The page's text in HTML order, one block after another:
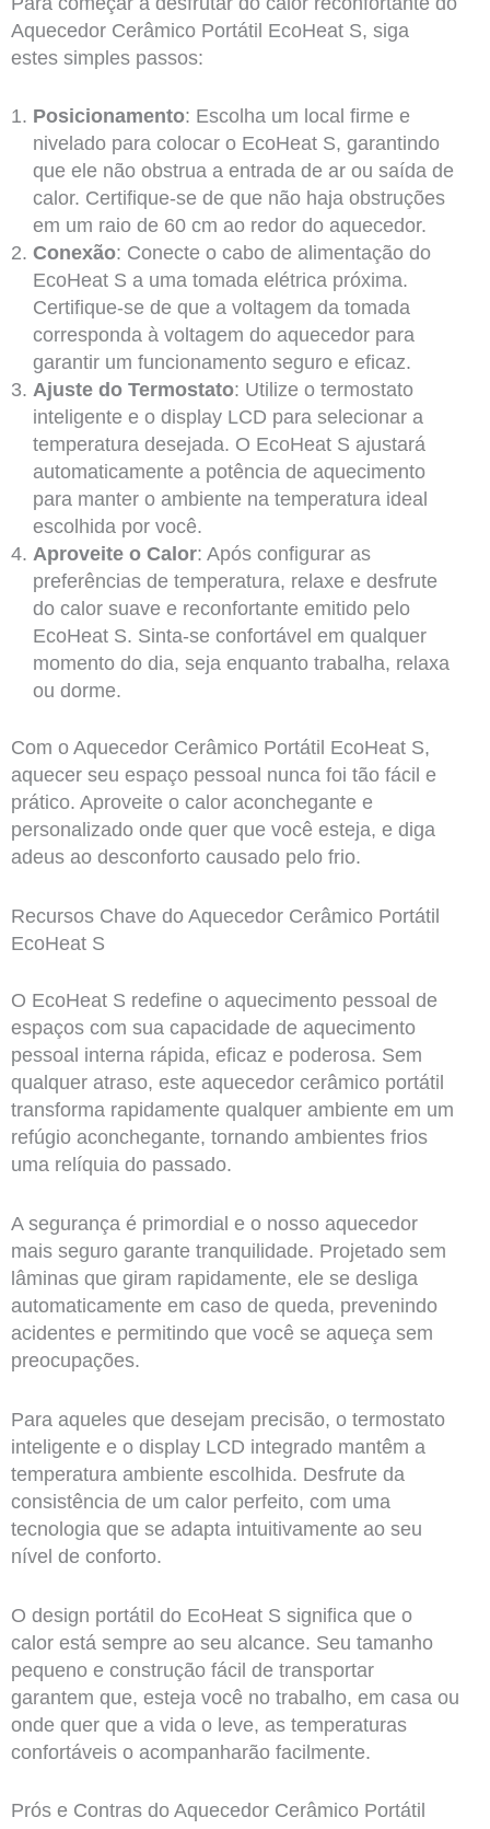
Aquecedor Cerâmico Portátil EcoHeat S, siga
estes simples passos:
Posicionamento: Escolha um local firme e
nivelado para colocar o EcoHeat S, garantindo
que ele não obstrua a entrada de ar ou saída de
calor. Certifique-se de que não haja obstruções
em um raio de 60 cm ao redor do aquecedor.
Conexão: Conecte o cabo de alimentação do
EcoHeat S a uma tomada elétrica próxima.
Certifique-se de que a voltagem da tomada
corresponda à voltagem do aquecedor para
garantir um funcionamento seguro e eficaz.
Ajuste do Termostato: Utilize o termostato
inteligente e o display LCD para selecionar a
temperatura desejada. O EcoHeat S ajustará
automaticamente a potência de aquecimento
para manter o ambiente na temperatura ideal
escolhida por você.
Aproveite o Calor: Após configurar as
preferências de temperatura, relaxe e desfrute
do calor suave e reconfortante emitido pelo
EcoHeat S. Sinta-se confortável em qualquer
momento do dia, seja enquanto trabalha, relaxa
ou dorme.
Com o Aquecedor Cerâmico Portátil EcoHeat S,
aquecer seu espaço pessoal nunca foi tão fácil e
prático. Aproveite o calor aconchegante e
personalizado onde quer que você esteja, e diga
adeus ao desconforto causado pelo frio.
Recursos Chave do Aquecedor Cerâmico Portátil
EcoHeat S
O EcoHeat S redefine o aquecimento pessoal de
espaços com sua capacidade de aquecimento
pessoal interna rápida, eficaz e poderosa. Sem
qualquer atraso, este aquecedor cerâmico portátil
transforma rapidamente qualquer ambiente em um
refúgio aconchegante, tornando ambientes frios
uma relíquia do passado.
A segurança é primordial e o nosso aquecedor
mais seguro garante tranquilidade. Projetado sem
lâminas que giram rapidamente, ele se desliga
automaticamente em caso de queda, prevenindo
acidentes e permitindo que você se aqueça sem
preocupações.
Para aqueles que desejam precisão, o termostato
inteligente e o display LCD integrado mantêm a
temperatura ambiente escolhida. Desfrute da
consistência de um calor perfeito, com uma
tecnologia que se adapta intuitivamente ao seu
nível de conforto.
O design portátil do EcoHeat S significa que o
calor está sempre ao seu alcance. Seu tamanho
pequeno e construção fácil de transportar
garantem que, esteja você no trabalho, em casa ou
onde quer que a vida o leve, as temperaturas
confortáveis o acompanharão facilmente.
Prós e Contras do Aquecedor Cerâmico Portátil